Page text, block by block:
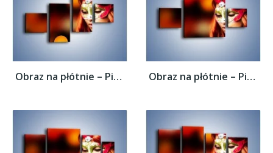
Obraz na płótnie – Piękna kobieta w masce... Obraz na płótnie – Piękna kobieta w masce...